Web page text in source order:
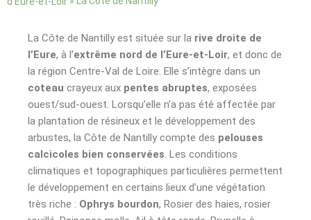
La Côte de Nantilly est située sur la rive droite de
l’Eure, à l’extrême nord de l’Eure-et-Loir, et donc de
la région Centre-Val de Loire. Elle s’intègre dans un
coteau crayeux aux pentes abruptes, exposées
ouest/sud-ouest. Lorsqu’elle n’a pas été affectée par
la plantation de résineux et le développement des
arbustes, la Côte de Nantilly compte des pelouses
calcicoles bien conservées. Les conditions
climatiques et topographiques particulières permettent
le développement en certains lieux d’une végétation
très riche : Ophrys bourdon, Rosier des haies, rosier